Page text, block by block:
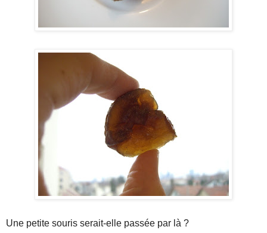
Une petite souris serait-elle passée par là ?